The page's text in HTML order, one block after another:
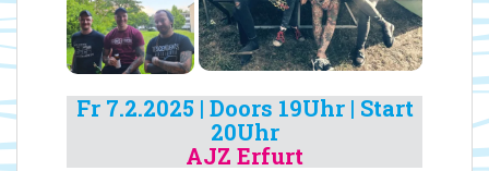
Fr 7.2.2025 | Doors 19Uhr | Start
20Uhr
AJZ Erfurt